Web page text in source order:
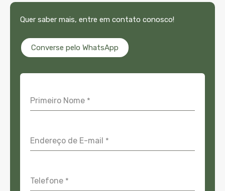
Quer saber mais, entre em contato conosco!
Converse pelo WhatsApp
Primeiro Nome *
Endereço de E-mail *
Telefone *